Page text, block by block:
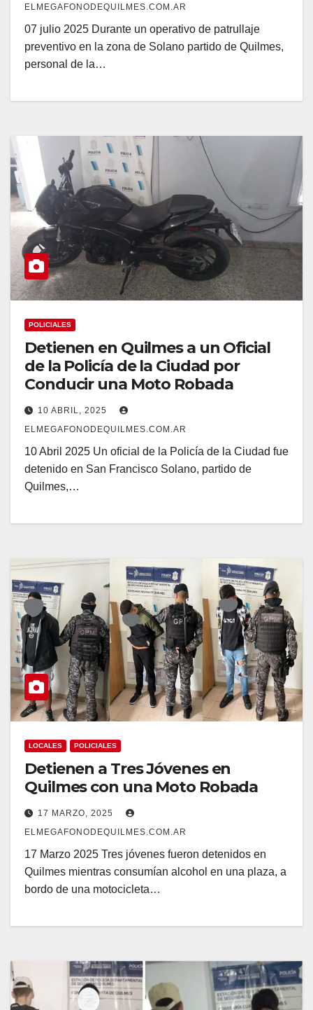
ELMEGAFONODEQUILMES.COM.AR
07 julio 2025 Durante un operativo de patrullaje
preventivo en la zona de Solano partido de Quilmes,
personal de la…
POLICIALES
Detienen en Quilmes a un Oficial
de la Policía de la Ciudad por
Conducir una Moto Robada
10 ABRIL, 2025
ELMEGAFONODEQUILMES.COM.AR
10 Abril 2025 Un oficial de la Policía de la Ciudad fue
detenido en San Francisco Solano, partido de
Quilmes,…
LOCALES POLICIALES
Detienen a Tres Jóvenes en
Quilmes con una Moto Robada
17 MARZO, 2025
ELMEGAFONODEQUILMES.COM.AR
17 Marzo 2025 Tres jóvenes fueron detenidos en
Quilmes mientras consumían alcohol en una plaza, a
bordo de una motocicleta…